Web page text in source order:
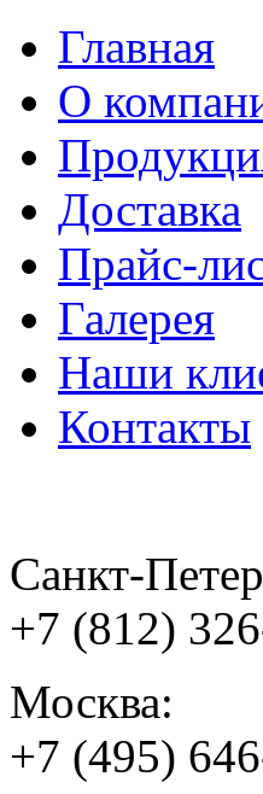
Главная
О
Доставка
Прайс-
Галерея
Наши
Контакты
Санкт-
+7 (812)
Москва:
+7 (495)